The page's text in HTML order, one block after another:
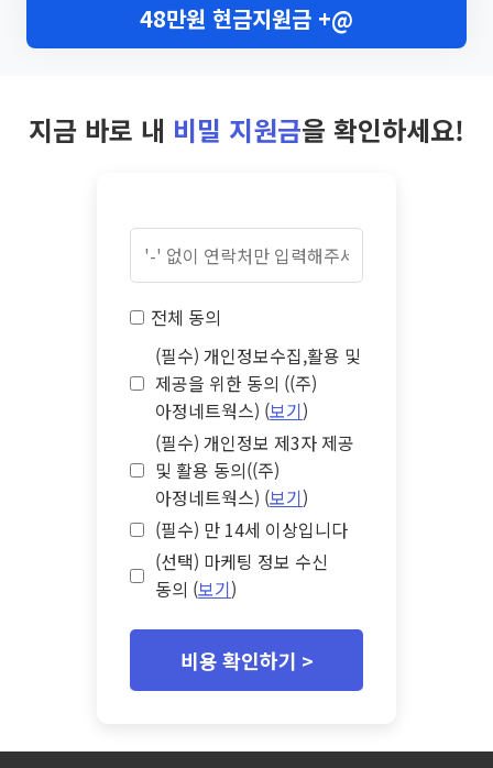
48만원 현금지원금 +@
지금 바로 내 비밀 지원금을 확인하세요!
전체 동의
(필수) 개인정보수집,활용 및
제공을 위한 동의 ((주)
아정네트웍스) (보기)
(필수) 개인정보 제3자 제공
및 활용 동의((주)
아정네트웍스) (보기)
(필수) 만 14세 이상입니다
(선택) 마케팅 정보 수신
동의 (보기)
비용 확인하기 >